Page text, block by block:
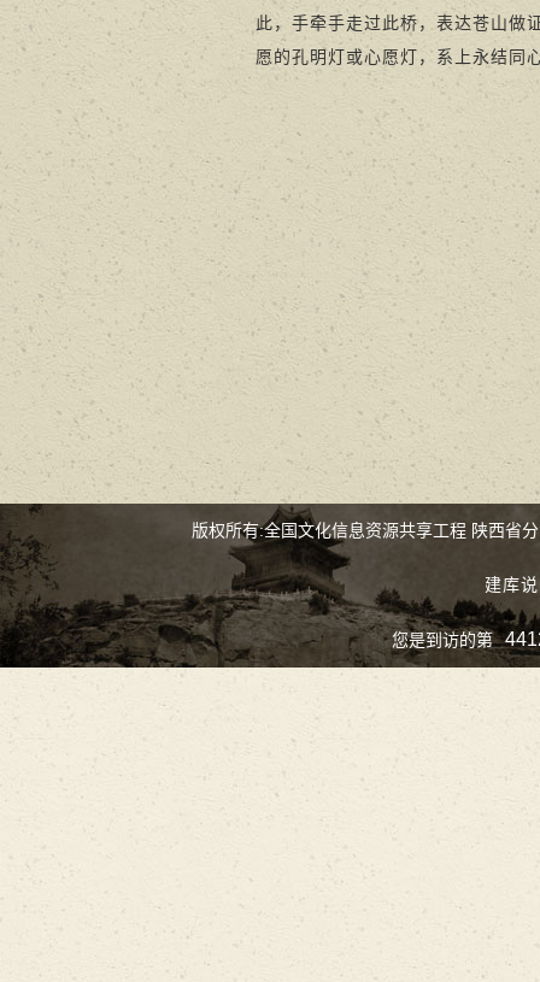
此，手牵手走过此桥，表达苍山做
愿的孔明灯或心愿灯，系上永结同
版权所有:全国文化信息资源共享工程 陕西省
建库
您是到访的第